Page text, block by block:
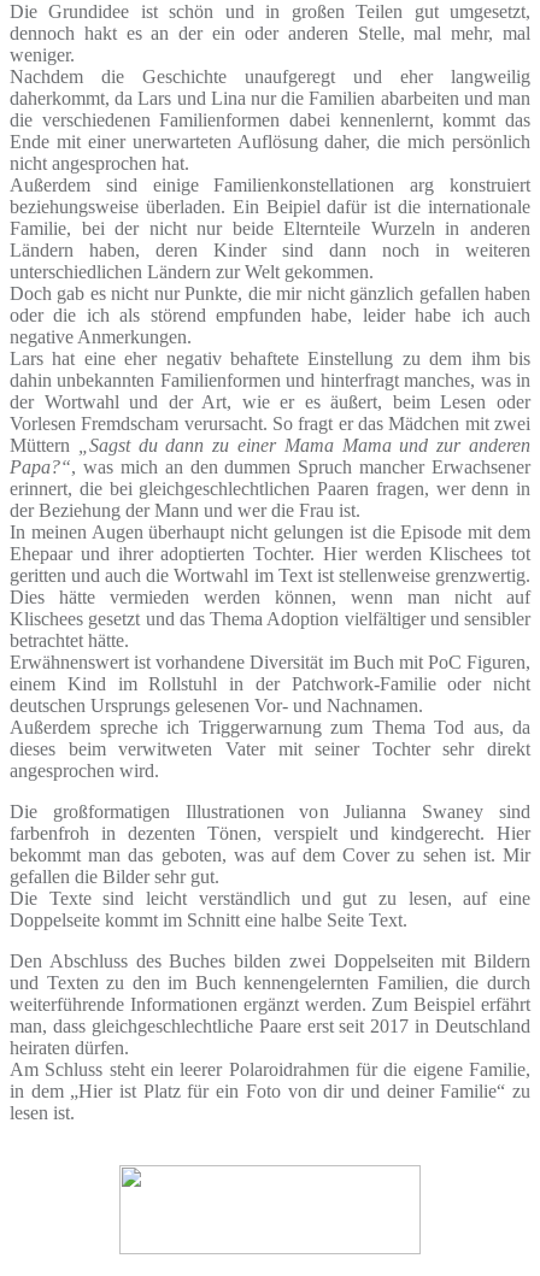
Die Grundidee ist schön und in großen Teilen gut umgesetzt,
dennoch hakt es an der ein oder anderen Stelle, mal mehr, mal
weniger.
Nachdem die Geschichte unaufgeregt und eher langweilig
daherkommt, da Lars und Lina nur die Familien abarbeiten und man
die verschiedenen Familienformen dabei kennenlernt, kommt das
Ende mit einer unerwarteten Auflösung daher, die mich persönlich
nicht angesprochen hat.
Außerdem sind einige Familienkonstellationen arg konstruiert
beziehungsweise überladen. Ein Beipiel dafür ist die internationale
Familie, bei der nicht nur beide Elternteile Wurzeln in anderen
Ländern haben, deren Kinder sind dann noch in weiteren
unterschiedlichen Ländern zur Welt gekommen.
Doch gab es nicht nur Punkte, die mir nicht gänzlich gefallen haben
oder die ich als störend empfunden habe, leider habe ich auch
negative Anmerkungen.
Lars hat eine eher negativ behaftete Einstellung zu dem ihm bis
dahin unbekannten Familienformen und hinterfragt manches, was in
der Wortwahl und der Art, wie er es äußert, beim Lesen oder
Vorlesen Fremdscham verursacht. So fragt er das Mädchen mit zwei
Müttern
„Sagst du dann zu einer Mama Mama und zur anderen
Papa?“, was mich an den dummen Spruch mancher Erwachsener
erinnert, die bei gleichgeschlechtlichen Paaren fragen, wer denn in
der Beziehung der Mann und wer die Frau ist.
In meinen Augen überhaupt nicht gelungen ist die Episode mit dem
Ehepaar und ihrer adoptierten Tochter. Hier werden Klischees tot
geritten und auch die Wortwahl im Text ist stellenweise grenzwertig.
Dies hätte vermieden werden können, wenn man nicht auf
Klischees gesetzt und das Thema Adoption vielfältiger und sensibler
betrachtet hätte.
Erwähnenswert ist vorhandene Diversität im Buch mit PoC Figuren,
einem Kind im Rollstuhl in der Patchwork-Familie oder nicht
deutschen Ursprungs gelesenen Vor- und Nachnamen.
Außerdem spreche ich Triggerwarnung zum Thema Tod aus, da
dieses beim verwitweten Vater mit seiner Tochter sehr direkt
angesprochen wird.
Die großformatigen Illustrationen von Julianna Swaney sind
farbenfroh in dezenten Tönen, verspielt und kindgerecht. Hier
bekommt man das geboten, was auf dem Cover zu sehen ist. Mir
gefallen die Bilder sehr gut.
Die Texte sind leicht verständlich und gut zu lesen, auf eine
Doppelseite kommt im Schnitt eine halbe Seite Text.
Den Abschluss des Buches bilden zwei Doppelseiten mit Bildern
und Texten zu den im Buch kennengelernten Familien, die durch
weiterführende Informationen ergänzt werden. Zum Beispiel erfährt
man, dass gleichgeschlechtliche Paare erst seit 2017 in Deutschland
heiraten dürfen.
Am Schluss steht ein leerer Polaroidrahmen für die eigene Familie,
in dem „Hier ist Platz für ein Foto von dir und deiner Familie“ zu
lesen ist.